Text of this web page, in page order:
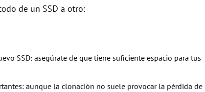
de un SSD a otro:
SSD: asegúrate de que tiene suficiente espacio para tus
aunque la clonación no suele provocar la pérdida de